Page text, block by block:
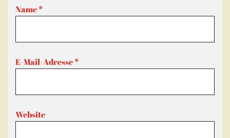
Name*
E-Mail-Adresse*
Website